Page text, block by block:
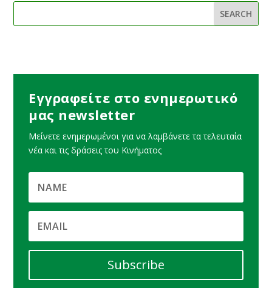
Εγγραφείτε στο ενημερωτικό
μας newsletter
Μείνετε ενημερωμένοι για να λαμβάνετε τα τελευταία
νέα και τις δράσεις του Κινήματος
Subscribe